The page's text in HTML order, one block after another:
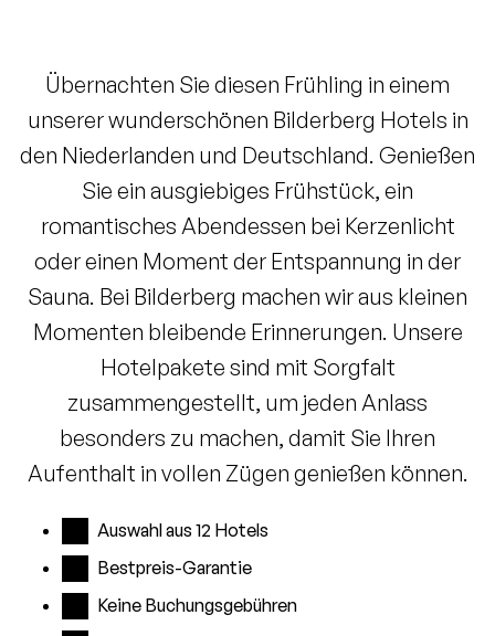
Übernachten Sie diesen Frühling in einem
unserer wunderschönen Bilderberg Hotels in
den Niederlanden und Deutschland. Genießen
Sie ein ausgiebiges Frühstück, ein
romantisches Abendessen bei Kerzenlicht
oder einen Moment der Entspannung in der
Sauna. Bei Bilderberg machen wir aus kleinen
Momenten bleibende Erinnerungen. Unsere
Hotelpakete sind mit Sorgfalt
zusammengestellt, um jeden Anlass
besonders zu machen, damit Sie Ihren
Aufenthalt in vollen Zügen genießen können.
Auswahl aus 12 Hotels
Bestpreis-Garantie
Keine Buchungsgebühren